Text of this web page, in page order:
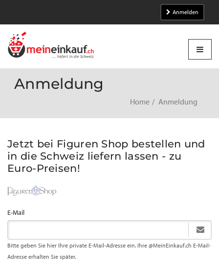
Anmelden
Anmeldung
Home Anmeldung
Jetzt bei Figuren Shop bestellen und
in die Schweiz liefern lassen - zu
Euro-Preisen!
E-Mail
Bitte geben Sie hier Ihre private E-Mail-Adresse ein. Ihre @MeinEinkauf.ch E-Mail-
Adresse erhalten Sie später.